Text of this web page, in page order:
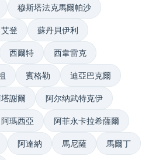
穆斯塔法克馬爾帕沙
艾登 蘇丹貝伊利
西爾特 西韋雷克
賓格勒 迪亞巴克爾
謝爾 阿尔纳武特克伊
阿瑪西亞 阿菲永卡拉希薩爾
阿達納 馬尼薩 馬爾丁